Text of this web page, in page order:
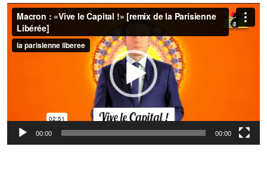
Lecteur
vidéo
00:00 00:00